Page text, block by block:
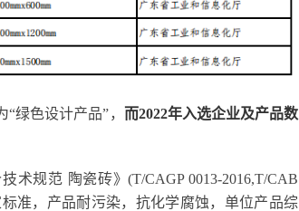
绿色设计产品”， 而2022年入选企业及产品数
规范 陶瓷砖》(T/CAGP 0013-2016,T/CAB
准，产品耐污染，抗化学腐蚀，单位产品综